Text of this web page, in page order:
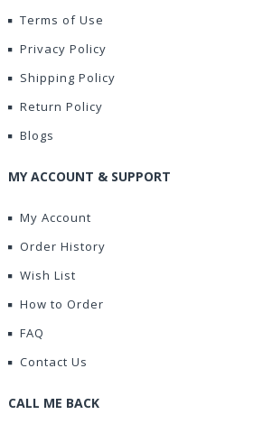
Terms of Use
Privacy Policy
Shipping Policy
Return Policy
Blogs
MY ACCOUNT & SUPPORT
My Account
Order History
Wish List
How to Order
FAQ
Contact Us
CALL ME BACK